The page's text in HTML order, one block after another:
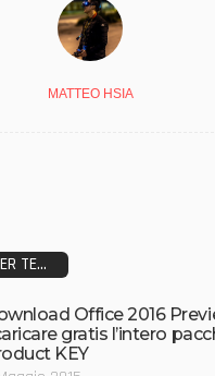
MATTEO HSIA
TE...
Office 2016
gratis l’intero
KEY